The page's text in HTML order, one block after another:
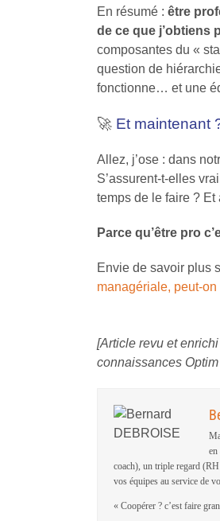
En résumé : être
de ce que j’obtiens
composantes du «
question de
fonctionne… et une
🚀 Et maintenant
Allez, j’ose : dans
S’assurent-t-elles
temps de le faire ?
Parce qu’être pro
Envie de savoir plus
managériale, peut-on
[Article revu et
connaissances
en
coach), un triple regard
vos équipes au service de
« Coopérer ? c’est faire